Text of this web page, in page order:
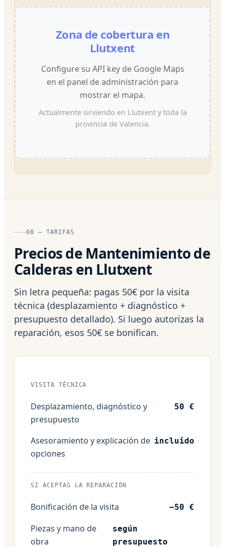
Zona de cobertura en
Llutxent
Configure su API key de Google Maps
en el panel de administración para
mostrar el mapa.
Actualmente sirviendo en Llutxent y toda la
provincia de Valencia.
08 — TARIFAS
Precios de Mantenimiento de
Calderas en Llutxent
Sin letra pequeña: pagas 50€ por la visita
técnica (desplazamiento + diagnóstico +
presupuesto detallado). Si luego autorizas la
reparación, esos 50€ se bonifican.
VISITA TÉCNICA
Desplazamiento, diagnóstico y
presupuesto
50 €
Asesoramiento y explicación de
opciones
incluido
SI ACEPTAS LA REPARACIÓN
Bonificación de la visita −50 €
Piezas y mano de
obra
según
presupuesto